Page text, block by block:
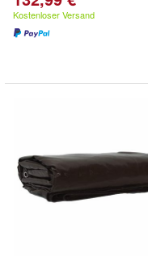
Kostenloser Versand